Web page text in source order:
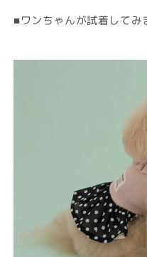
■ワンちゃんが試着してみ